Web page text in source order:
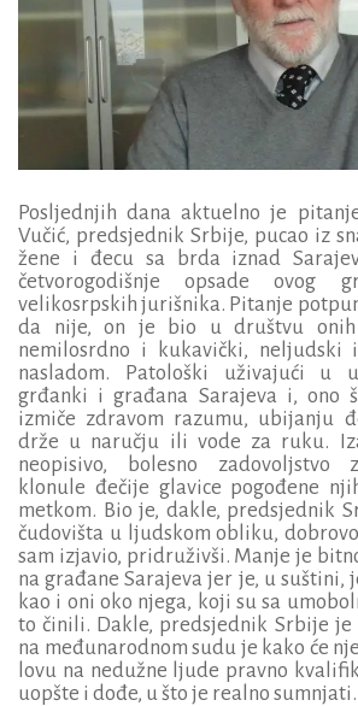
Posljednjih dana aktuelno je
Vučić, predsjednik Srbije, pucao iz
žene i đecu sa brda iznad
četvorogodišnje opsade ovog
velikosrpskih jurišnika. Pitanje
da nije, on je bio u društvu
nemilosrdno i kukavički, neljudski
nasladom. Patološki uživajući u
grđanki i građana Sarajeva i, ono
izmiče zdravom razumu, ubijanju
drže u naručju ili vode za ruku.
neopisivo, bolesno zadovoljstvo
klonule đečije glavice pogođene
metkom. Bio je, dakle, predsjednik
čudovišta u ljudskom obliku,
sam izjavio, pridruživši. Manje je
na građane Sarajeva jer je, u suštini,
kao i oni oko njega, koji su sa
to činili. Dakle, predsjednik Srbije je
na međunarodnom sudu je kako će
lovu na nedužne ljude pravno
uopšte i dođe, u što je realno sumnjati.